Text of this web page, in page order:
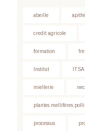
abeille
credit agricole
formation
Institut
miellerie
plantes mellifères
processus